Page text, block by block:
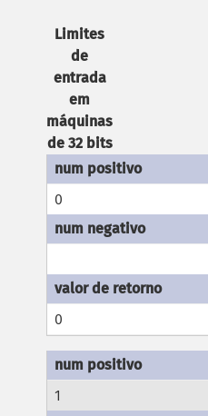
Limites
de
entrada
em
máquinas
de 32 bits
0
0
1